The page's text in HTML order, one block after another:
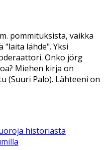
pommituksista, vaikka
"laita lähde". Yksi
Onko jörg
Miehen kirja on
(Suuri Palo). Lähteeni on
historiasta